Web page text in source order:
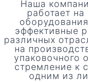
Наша
работает
эффективные
различных
на
упаковочного
стремление к
одним из